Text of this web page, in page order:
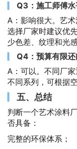
Q3：施工师傅
A：影响很大。艺术
选择厂家时建议优
少色差、纹理和光
Q4：预算有限
A：可以。不同厂
不同系列，可根据
五、总结
判断一个艺术涂料
否具备：
完整的环保体系；